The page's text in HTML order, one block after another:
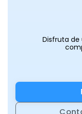
Disfruta de